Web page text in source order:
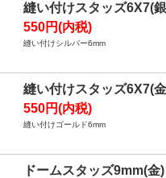
縫い付けスタッズ6X7(
550円(内税)
縫い付けシルバー6mm
縫い付けスタッズ6X7(
550円(内税)
縫い付けゴールド6mm
ドームスタッズ9mm(金